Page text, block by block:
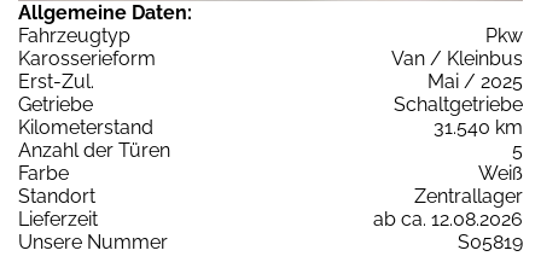
Allgemeine Daten:
Fahrzeugtyp
Pkw
Karosserieform
Van / Kleinbus
Erst-Zul.
Mai / 2025
Getriebe
Schaltgetriebe
Kilometerstand
31.540 km
Anzahl der Türen
5
Farbe
Weiß
Standort
Zentrallager
Lieferzeit
ab ca. 12.08.2026
Unsere Nummer
S05819